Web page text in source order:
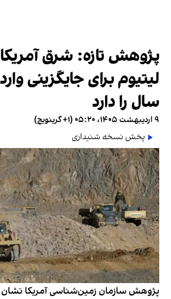
پژوهش تازه: شرق
سال را دارد
۹ اردیبهشت ۱۴۰۵، ۰۵:۲۰ (‎+۱ گرینویچ)
پخش نسخه شنیداری
پژوهش سازمان زمین‌شناسی آمریکا